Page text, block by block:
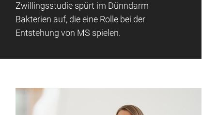
Zwillingsstudie spürt im Dünndarm
Bakterien auf, die eine Rolle bei der
Entstehung von MS spielen.